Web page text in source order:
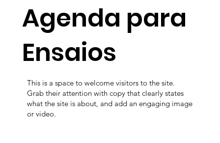
Agenda para
Ensaios
This is a space to welcome visitors to the site.
Grab their attention with copy that clearly states
what the site is about, and add an engaging image
or video.